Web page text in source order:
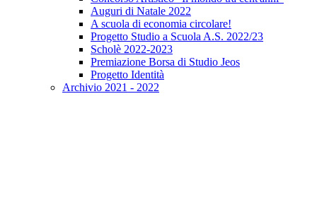
Auguri di Natale 2022
A scuola di economia circolare!
Progetto Studio a Scuola A.S. 2022/23
Scholè 2022-2023
Premiazione Borsa di Studio Jeos
Progetto Identità
Archivio 2021 - 2022